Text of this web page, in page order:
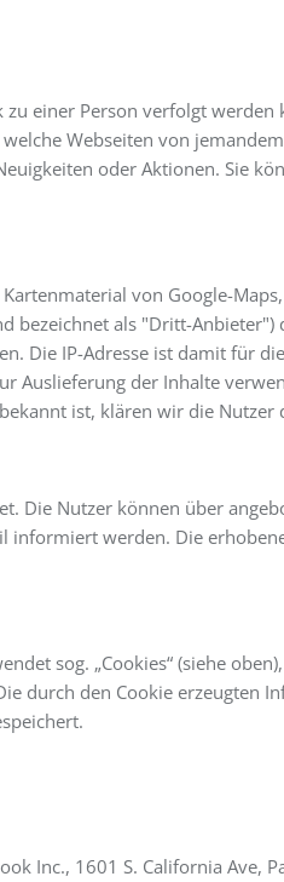
einer Person verfolgt werden
Webseiten von
oder Aktionen. Sie
von Google-Maps,
bezeichnet als "Dritt-Anbieter")
Die IP-Adresse ist damit für
Auslieferung der Inhalte
ist, klären wir die Nutzer
Die Nutzer können über
informiert werden. Die
sog. „Cookies“ (siehe
durch den Cookie erzeugten
Inc., 1601 S. California Ave,